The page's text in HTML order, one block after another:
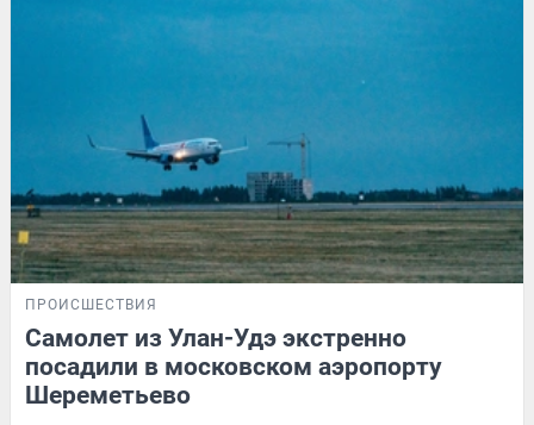
ПРОИСШЕСТВИЯ
Самолет из Улан-Удэ экстренно
посадили в московском аэропорту
Шереметьево